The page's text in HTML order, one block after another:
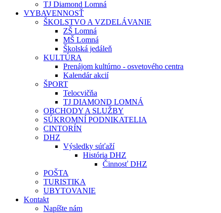
TJ Diamond Lomná
VYBAVENNOSŤ
ŠKOLSTVO A VZDELÁVANIE
ZŠ Lomná
MŠ Lomná
Školská jedáleň
KULTÚRA
Prenájom kultúrno - osvetového centra
Kalendár akcií
ŠPORT
Telocvičňa
TJ DIAMOND LOMNÁ
OBCHODY A SLUŽBY
SÚKROMNÍ PODNIKATELIA
CINTORÍN
DHZ
Výsledky súťaží
História DHZ
Činnosť DHZ
POŠTA
TURISTIKA
UBYTOVANIE
Kontakt
Napíšte nám